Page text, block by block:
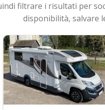
filtrare i risultati per
disponibilità, salvare